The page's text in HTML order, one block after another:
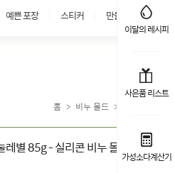
이달의 레시피
사은품 리스트
가성소다계산기
예쁜 포장 스티커 만들기 키트
홈 > 비누 몰드 >
레별 85g - 실리콘 비누 몰드 MG-